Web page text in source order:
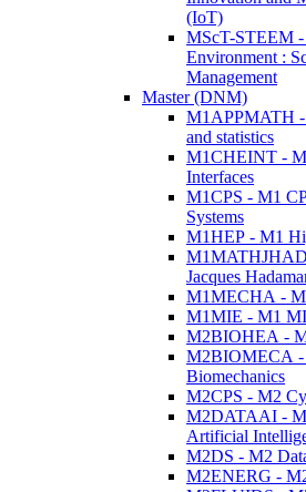
(IoT)
MScT-STEEM
Environment :
Management
Master (DNM)
M1APPMATH -
and statistics
M1CHEINT -
Interfaces
M1CPS - M1
Systems
M1HEP - M1
Jacques
M1MECHA -
M1MIE - M1
M2BIOHEA -
M2BIOMECA -
Biomechanics
M2CPS - M2
M2DATAAI -
Artificial
M2DS - M2
M2ENERG -